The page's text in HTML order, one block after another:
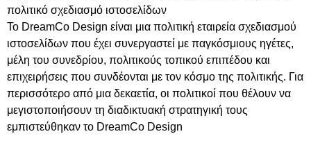
πολιτικό σχεδιασμό ιστοσελίδων
Το DreamCo Design είναι μια πολιτική εταιρεία σχεδιασμού
ιστοσελίδων που έχει συνεργαστεί με παγκόσμιους ηγέτες,
μέλη του συνεδρίου, πολιτικούς τοπικού επιπέδου και
επιχειρήσεις που συνδέονται με τον κόσμο της πολιτικής. Για
περισσότερο από μια δεκαετία, οι πολιτικοί που θέλουν να
μεγιστοποιήσουν τη διαδικτυακή στρατηγική τους
εμπιστεύθηκαν το DreamCo Design